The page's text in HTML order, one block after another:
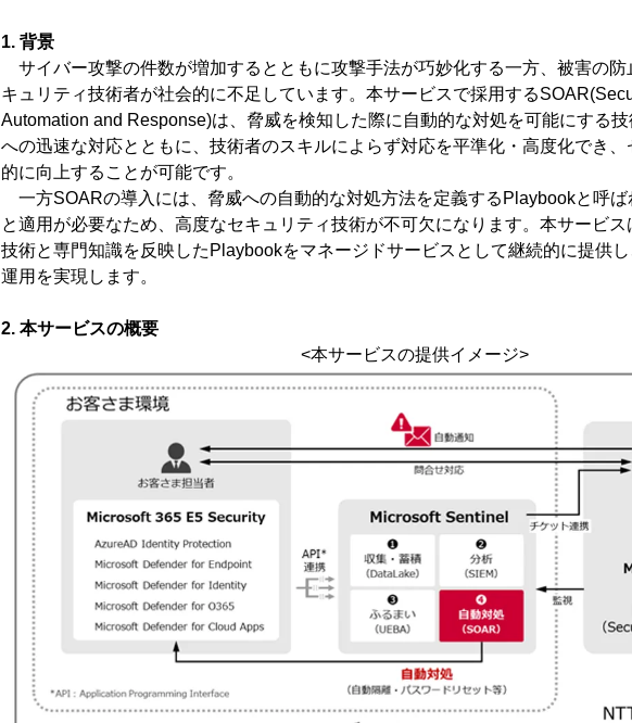
1. 背景
サイバー攻撃の件数が増加するとともに攻撃手法が巧妙化する一方、被害の防
キュリティ技術者が社会的に不足しています。本サービスで採用する
Automation and Response)は、脅威を検知した際に自動的な対処を可能にする
への迅速な対応とともに、技術者のスキルによらず対応を平準化・高度化でき
的に向上することが可能です。
一方SOARの導入には、脅威への自動的な対処方法を定義するPlaybookと呼
と適用が必要なため、高度なセキュリティ技術が不可欠になります。本サービ
技術と専門知識を反映したPlaybookをマネージドサービスとして継続的に提供
運用を実現します。
2. 本サービスの概要
<本サービスの提供イメージ>